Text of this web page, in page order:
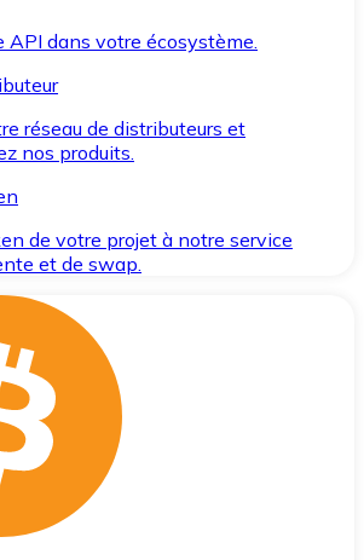
API dans votre écosystème.
réseau de distributeurs et
nos produits.
de votre projet à notre service
et de swap.